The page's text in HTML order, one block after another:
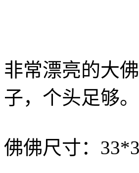
非常漂亮的大
子，个头足够
佛佛尺寸：